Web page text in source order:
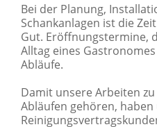
Bei der Planung,
Schankanlagen ist die
Gut. Eröffnungstermine,
Alltag eines
Abläufe.
Damit unsere Arbeiten
Abläufen gehören, haben